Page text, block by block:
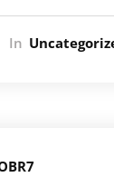
In